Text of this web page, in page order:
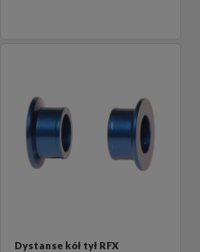
Dystanse kół tył RFX